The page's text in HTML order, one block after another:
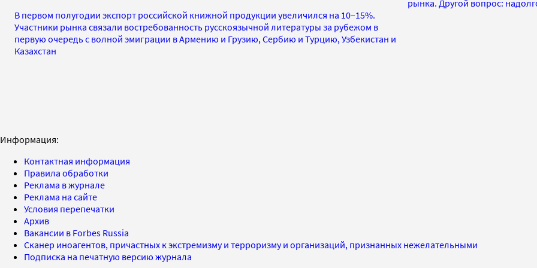
В первом полугодии экспорт российской книжной продукции увеличился на 10–15%.
Участники рынка связали востребованность русскоязычной литературы за рубежом в
первую очередь с волной эмиграции в Армению и Грузию, Сербию и Турцию, Узбекистан и
Казахстан
рынка. Другой вопрос:
Информация:
Контактная информация
Правила обработки
Реклама в журнале
Реклама на сайте
Условия перепечатки
Архив
Вакансии в Forbes Russia
Сканер иноагентов, причастных к экстремизму и терроризму и организаций, признанных нежелательными
Подписка на печатную версию журнала